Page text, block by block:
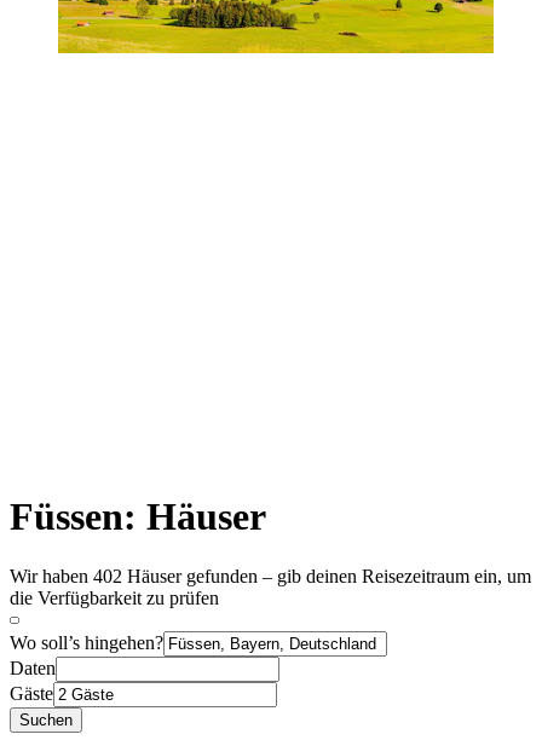
Füssen: Häuser
Wir haben 402 Häuser gefunden – gib deinen Reisezeitraum ein, um
die Verfügbarkeit zu prüfen
Wo soll’s hingehen?
Daten
Gäste
Suchen